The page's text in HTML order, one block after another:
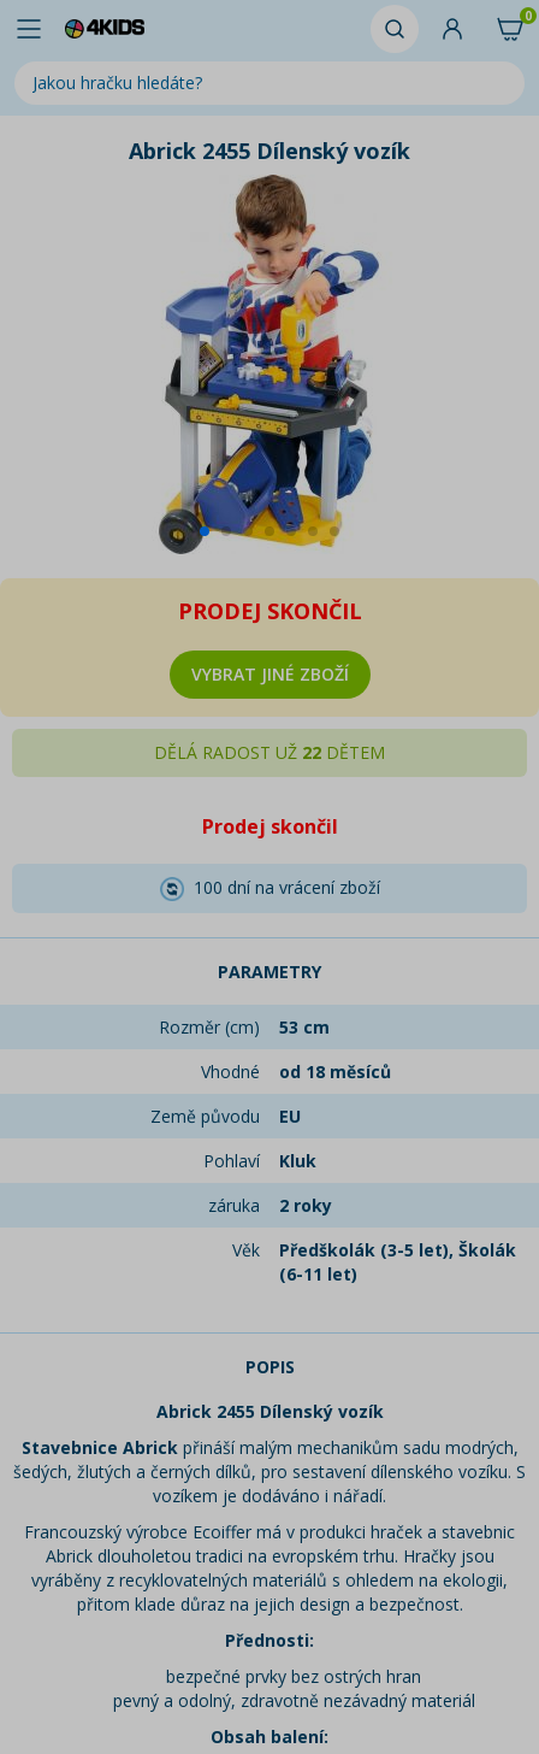
0
Abrick 2455 Dílenský vozík
PRODEJ SKONČIL
VYBRAT JINÉ ZBOŽÍ
DĚLÁ RADOST UŽ 22 DĚTEM
Prodej skončil
100 dní na vrácení zboží
PARAMETRY
Rozměr (cm)
53 cm
Vhodné
od 18 měsíců
Země původu
EU
Pohlaví
Kluk
záruka
2 roky
Věk
Předškolák (3-5 let), Školák
(6-11 let)
POPIS
Abrick 2455 Dílenský vozík
Stavebnice Abrickpřináší malým mechanikům sadu modrých,
šedých, žlutých a černých dílků, pro sestavení dílenského vozíku. S
vozíkem je dodáváno i nářadí.
Francouzský výrobce Ecoiffer má v produkci hraček a stavebnic
Abrick dlouholetou tradici na evropském trhu. Hračky jsou
vyráběny z recyklovatelných materiálů s ohledem na ekologii,
přitom klade důraz na jejich design a bezpečnost.
Přednosti:
bezpečné prvky bez ostrých hran
pevný a odolný, zdravotně nezávadný materiál
Obsah balení: